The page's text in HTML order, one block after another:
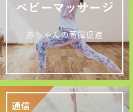
ベビーマッサージ
赤ちゃんの育脳促進